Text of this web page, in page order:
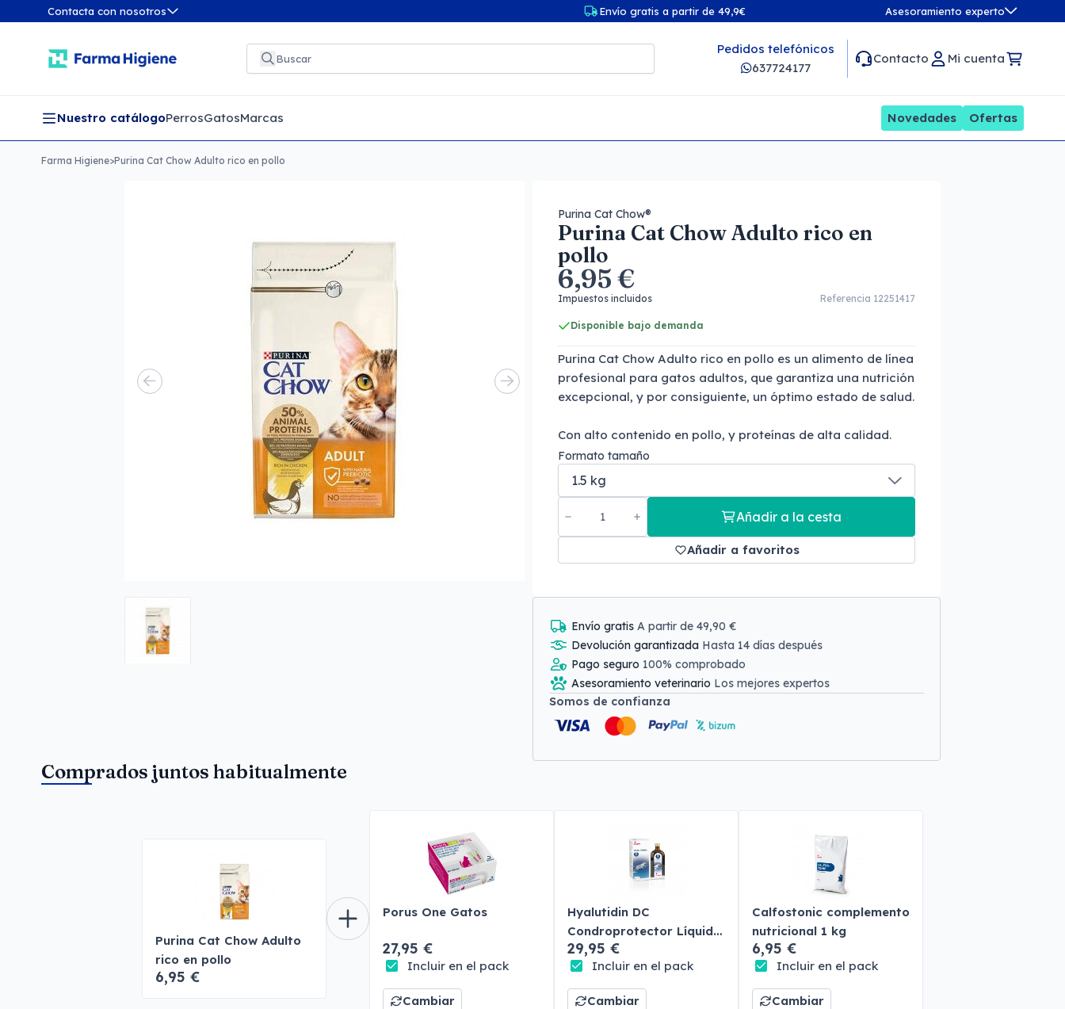
Contacta con nosotros Envío gratis a partir de 49,9€ Asesoramiento experto
Pedidos telefónicos
637724177
Contacto Mi cuenta
Nuestro catálogoPerrosGatosMarcas Novedades Ofertas
Farma Higiene>Purina Cat Chow Adulto rico en pollo
Purina Cat Chow®
Purina Cat Chow Adulto rico en
pollo
6,95 €
Impuestos incluidos Referencia 12251417
Disponible bajo demanda
Purina Cat Chow Adulto rico en pollo es un alimento de línea
profesional para gatos adultos, que garantiza una nutrición
excepcional, y por consiguiente, un óptimo estado de salud.
Con alto contenido en pollo, y proteínas de alta calidad.
Formato tamaño
Añadir a la cesta
Añadir a favoritos
Envío gratis A partir de 49,90 €
Devolución garantizada Hasta 14 días después
Pago seguro 100% comprobado
Asesoramiento veterinario Los mejores expertos
Somos de confianza
Comprados juntos habitualmente
Purina Cat Chow Adulto
rico en pollo
6,95 €
Porus One Gatos
27,95 €
Incluir en el pack
Cambiar
Hyalutidin DC
Condroprotector Líquido
Perros y Gatos
29,95 €
Incluir en el pack
Cambiar
Calfostonic complemento
nutricional 1 kg
6,95 €
Incluir en el pack
Cambiar